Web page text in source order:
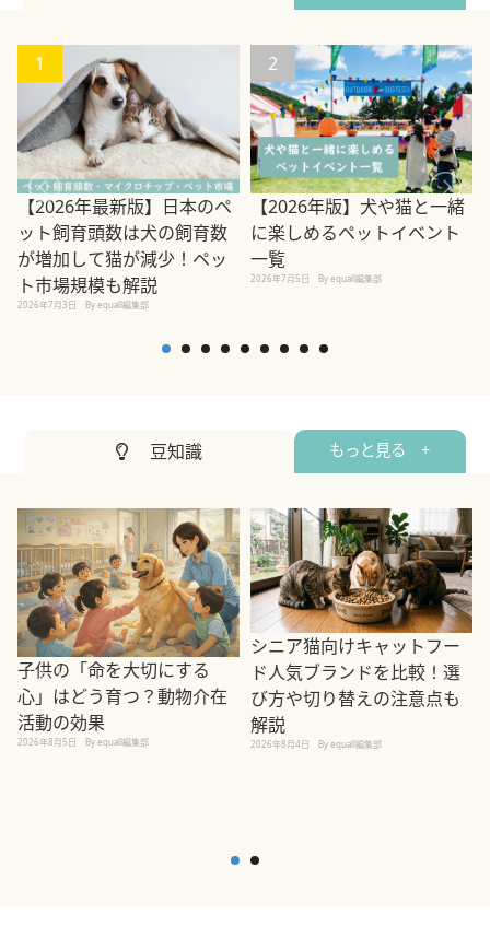
1
【2026年最新版】日本のペ
ット飼育頭数は犬の飼育数
が増加して猫が減少！ペッ
ト市場規模も解説
2026年7月3日 By equall編集部
2
【2026年版】犬や猫と一緒
に楽しめるペットイベント
一覧
2026年7月5日 By equall編集部
豆知識 もっと見る +
子供の「命を大切にする
心」はどう育つ？動物介在
活動の効果
2026年8月5日 By equall編集部
シニア猫向けキャットフー
ド人気ブランドを比較！選
び方や切り替えの注意点も
解説
2026年8月4日 By equall編集部